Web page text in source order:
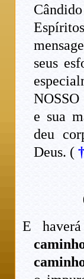
seus
e sua
deu
Deus. (
E